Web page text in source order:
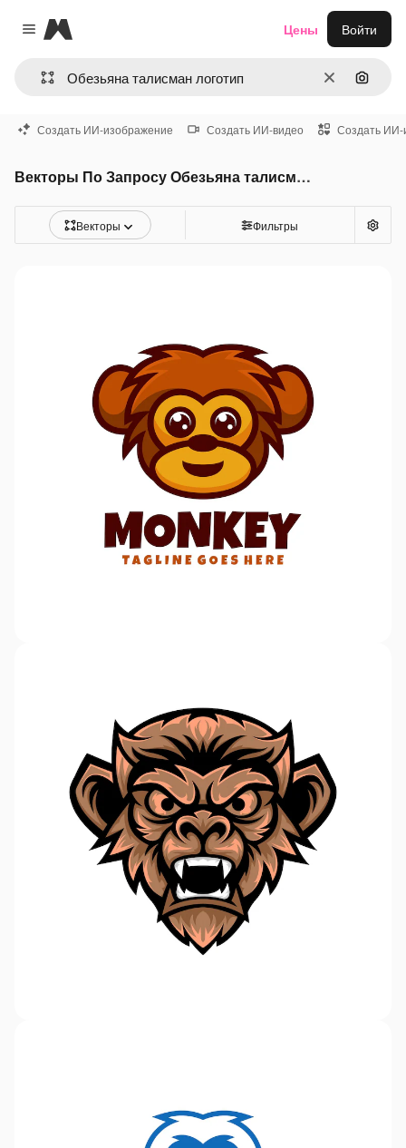
Close menu
Magnific
ОчиститьПоиск
Цены Войти
Создать ИИ-изображение Создать ИИ-видео Создать ИИ-
Векторы По Запросу Обезьяна талисман логотип
Векторы Фильтры